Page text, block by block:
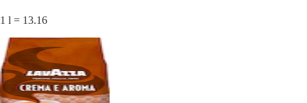
1 l = 13.16